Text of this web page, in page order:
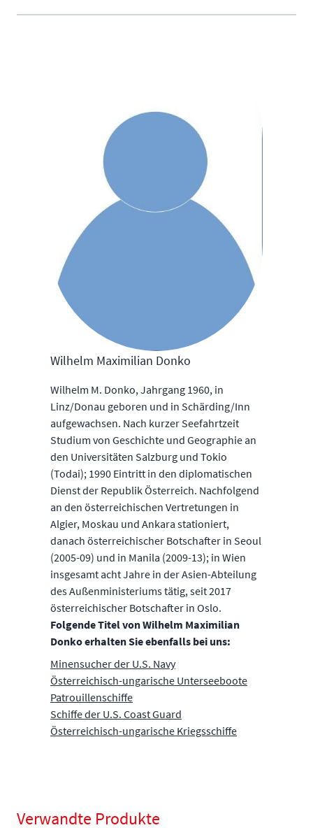
Wilhelm Maximilian Donko
Wilhelm M. Donko, Jahrgang 1960, in
Linz/Donau geboren und in Schärding/Inn
aufgewachsen. Nach kurzer Seefahrtzeit
Studium von Geschichte und Geographie an
den Universitäten Salzburg und Tokio
(Todai); 1990 Eintritt in den diplomatischen
Dienst der Republik Österreich. Nachfolgend
an den österreichischen Vertretungen in
Algier, Moskau und Ankara stationiert,
danach österreichischer Botschafter in Seoul
(2005-09) und in Manila (2009-13); in Wien
insgesamt acht Jahre in der Asien-Abteilung
des Außenministeriums tätig, seit 2017
österreichischer Botschafter in Oslo.
Folgende Titel von Wilhelm Maximilian
Donko erhalten Sie ebenfalls bei uns:
Minensucher der U.S. Navy
Österreichisch-ungarische Unterseeboote
Patrouillenschiffe
Schiffe der U.S. Coast Guard
Österreichisch-ungarische Kriegsschiffe
Verwandte Produkte